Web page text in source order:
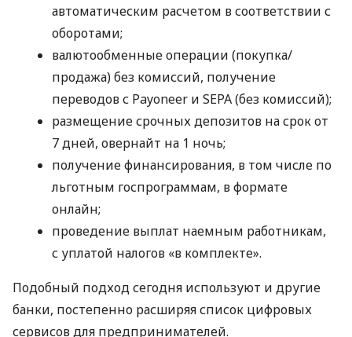
автоматическим расчетом в соответствии с
оборотами;
валютообменные операции (покупка/
продажа) без комиссий, получение
переводов с Payoneer и SEPA (без комиссий);
размещение срочных депозитов на срок от
7 дней, овернайт на 1 ночь;
получение финансирования, в том числе по
льготным госпрограммам, в формате
онлайн;
проведение выплат наемным работникам,
с уплатой налогов «в комплекте».
Подобный подход сегодня используют и другие
банки, постепенно расширяя список цифровых
сервисов для предпринимателей.